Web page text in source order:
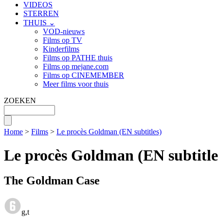
VIDEOS
STERREN
THUIS ⌄
VOD-nieuws
Films op TV
Kinderfilms
Films op PATHE thuis
Films op mejane.com
Films op CINEMEMBER
Meer films voor thuis
ZOEKEN
Home > Films > Le procès Goldman (EN subtitles)
Le procès Goldman (EN
The Goldman Case
g,t